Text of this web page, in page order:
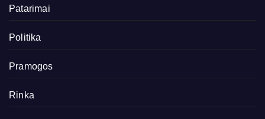
Patarimai
Politika
Pramogos
Rinka